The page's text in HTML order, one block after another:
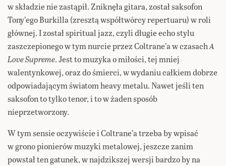
w składzie nie zastąpił. Zniknęła gitara, został saksofon
Tony’ego Burkilla (zresztą współtwórcy repertuaru) w roli
głównej. I został spiritual jazz, czyli długie echo stylu
zaszczepionego w tym nurcie przez Coltrane’a w czasachA
Love Supreme. Jest to muzyka o miłości, tej mniej
walentynkowej, oraz do śmierci, w wydaniu całkiem dobrze
odpowiadającym światom heavy metalu. Nawet jeśli ten
saksofon to tylko tenor, i to w żaden sposób
nieprzetworzony.
W tym sensie oczywiście i Coltrane’a trzeba by wpisać
w grono pionierów muzyki metalowej, jeszcze zanim
powstał ten gatunek, w najdzikszej wersji bardzo by na